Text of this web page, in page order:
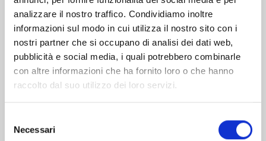
analizzare il nostro traffico. Condividiamo inoltre
informazioni sul modo in cui utilizza il nostro sito con i
nostri partner che si occupano di analisi dei dati web,
pubblicità e social media, i quali potrebbero combinarle
con altre informazioni che ha fornito loro o che hanno
raccolto dal suo utilizzo dei loro servizi.
delNecessari